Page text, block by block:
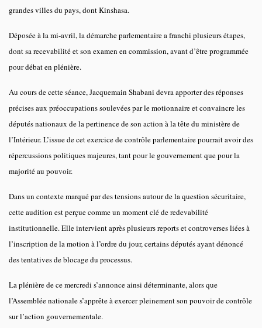
grandes villes du pays, dont Kinshasa.
Déposée à la mi-avril, la démarche parlementaire a franchi plusieurs étapes,
dont sa recevabilité et son examen en commission, avant d’être programmée
pour débat en plénière.
Au cours de cette séance, Jacquemain Shabani devra apporter des réponses
précises aux préoccupations soulevées par le motionnaire et convaincre les
députés nationaux de la pertinence de son action à la tête du ministère de
l’Intérieur. L’issue de cet exercice de contrôle parlementaire pourrait avoir des
répercussions politiques majeures, tant pour le gouvernement que pour la
majorité au pouvoir.
Dans un contexte marqué par des tensions autour de la question sécuritaire,
cette audition est perçue comme un moment clé de redevabilité
institutionnelle. Elle intervient après plusieurs reports et controverses liées à
l’inscription de la motion à l’ordre du jour, certains députés ayant dénoncé
des tentatives de blocage du processus.
La plénière de ce mercredi s’annonce ainsi déterminante, alors que
l’Assemblée nationale s’apprête à exercer pleinement son pouvoir de contrôle
sur l’action gouvernementale.